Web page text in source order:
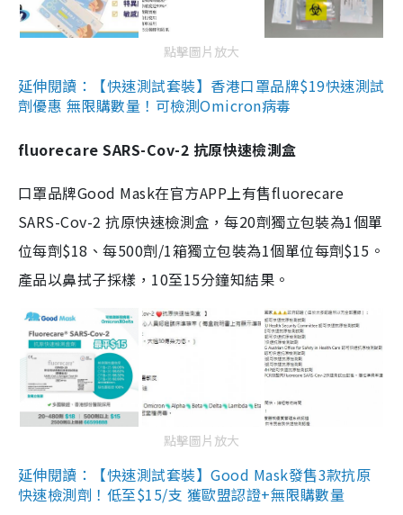
點擊圖片放大
延伸閱讀：【快速測試套裝】香港口罩品牌$19快速測試
劑優惠 無限購數量！可檢測Omicron病毒
fluorecare SARS-Cov-2 抗原快速檢測盒
口罩品牌Good Mask在官方APP上有售fluorecare
SARS-Cov-2 抗原快速檢測盒，每20劑獨立包裝為1個單
位每劑$18、每500劑/1箱獨立包裝為1個單位每劑$15。
產品以鼻拭子採樣，10至15分鐘知結果。
點擊圖片放大
延伸閱讀：【快速測試套裝】Good Mask發售3款抗原
快速檢測劑！低至$15/支 獲歐盟認證+無限購數量